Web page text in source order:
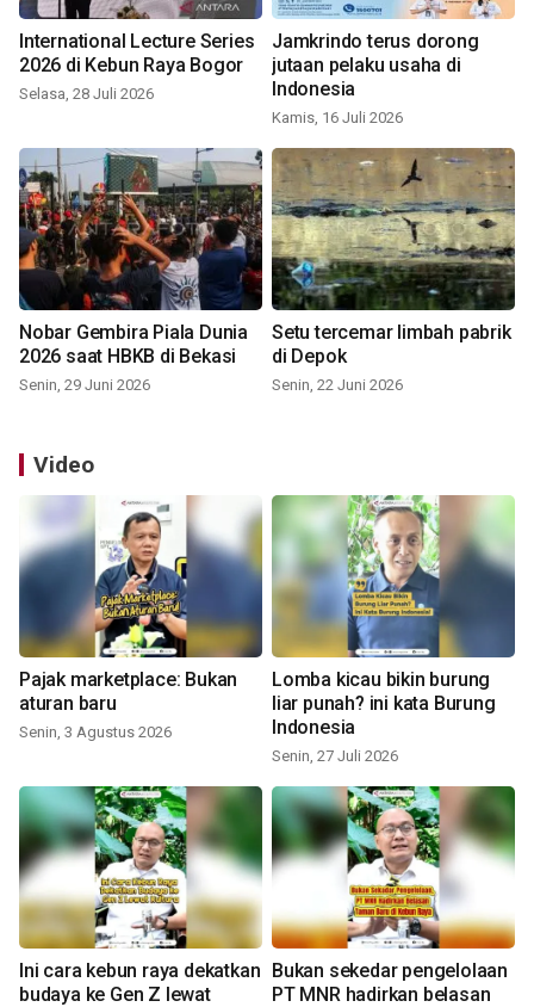
International Lecture Series
2026 di Kebun Raya Bogor
Selasa, 28 Juli 2026
Jamkrindo terus dorong
jutaan pelaku usaha di
Indonesia
Kamis, 16 Juli 2026
Nobar Gembira Piala Dunia
2026 saat HBKB di Bekasi
Senin, 29 Juni 2026
Setu tercemar limbah pabrik
di Depok
Senin, 22 Juni 2026
Video
Pajak marketplace: Bukan
aturan baru
Senin, 3 Agustus 2026
Lomba kicau bikin burung
liar punah? ini kata Burung
Indonesia
Senin, 27 Juli 2026
Ini cara kebun raya dekatkan
budaya ke Gen Z lewat
Bukan sekedar pengelolaan
PT MNR hadirkan belasan